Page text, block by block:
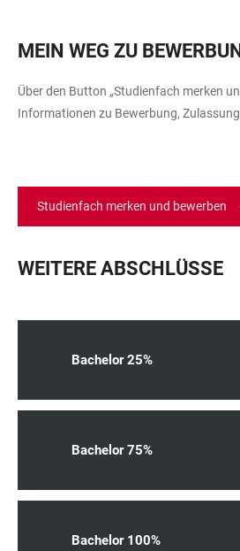
MEIN WEG ZU
Über den Button „Studienfach merken
Informationen zu Bewerbung,
Studienfach merken und bewerben
WEITERE ABSCHLÜSSE
Bachelor 25%
Bachelor 75%
Bachelor 100%